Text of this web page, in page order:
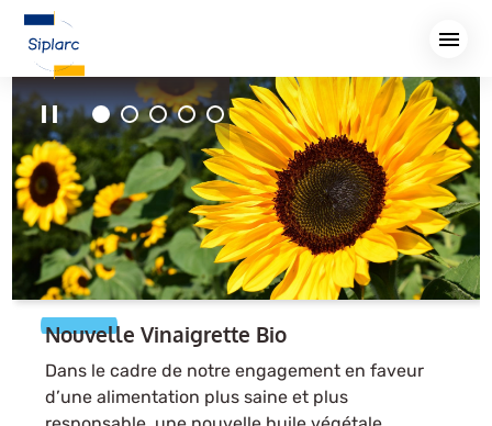
principal
Nouvelle Vinaigrette Bio
Dans le cadre de notre engagement en faveur
d’une alimentation plus saine et plus